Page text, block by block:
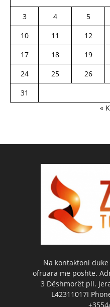
3
4 5
10
11 12
17
18 19
24
25 26
31
«
Na kontaktoni
ofruara më poshtë.
3 Dëshmorët pll.
L42311017I